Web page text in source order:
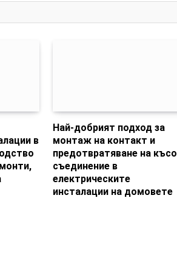
в
Най-добрият подход за
монтаж на контакт и
предотвратяване на късо
съединение в
електрическите
инсталации на домовете